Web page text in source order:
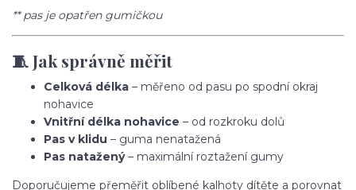
** pas je opatřen gumičkou
🧵 Jak správně měřit
Celková délka – měřeno od pasu po spodní okraj
nohavice
Vnitřní délka nohavice – od rozkroku dolů
Pas v klidu – guma nenatažená
Pas natažený– maximální roztažení gumy
Doporučujeme přeměřit oblíbené kalhoty dítěte a porovnat